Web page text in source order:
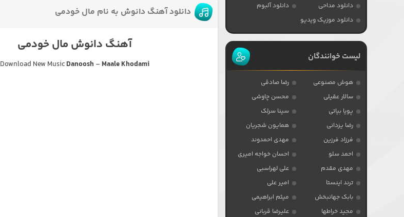
دانلود آهنگ دانوش به نام مال خودمی
آهنگ دانوش مال خودمی
Download New MusicDanoosh – Maale Khodami
دانلود مداحی
دانلود آلبوم
دانلود موزیک ویدیو
لیست خوانندگان
هوش مصنوعی
رضا صادقی
سالار عقیلی
محسن چاوشی
پویا بیاتی
سینا سرلک
رضا یزدانی
همایون شجریان
فرزاد فرزین
مهدی احمدوند
احمد سلو
احسان خواجه امیری
مهدی مقدم
علی لهراسبی
ترند اینستا
امیر علی
بابک جهانبخش
میثم ابراهیمی
مجید خراطها
علیرضا قربانی